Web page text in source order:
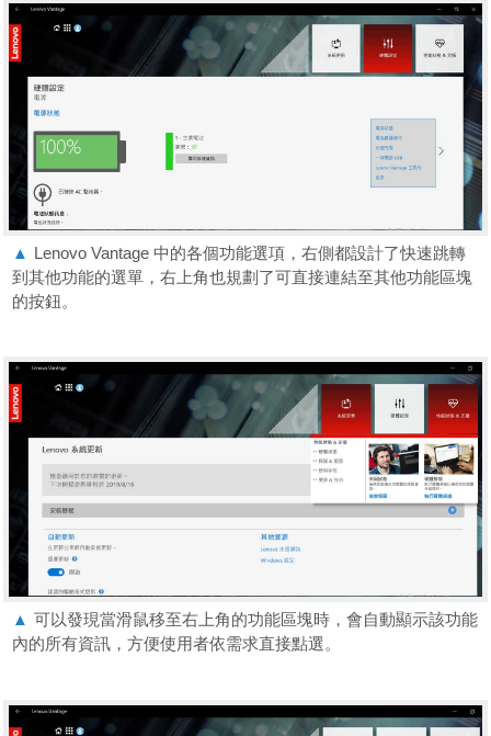
▲ Lenovo Vantage 中的各個功能選項，右側都設計了快速跳轉
到其他功能的選單，右上角也規劃了可直接連結至其他功能區塊
的按鈕。
▲ 可以發現當滑鼠移至右上角的功能區塊時，會自動顯示該功能
內的所有資訊，方便使用者依需求直接點選。